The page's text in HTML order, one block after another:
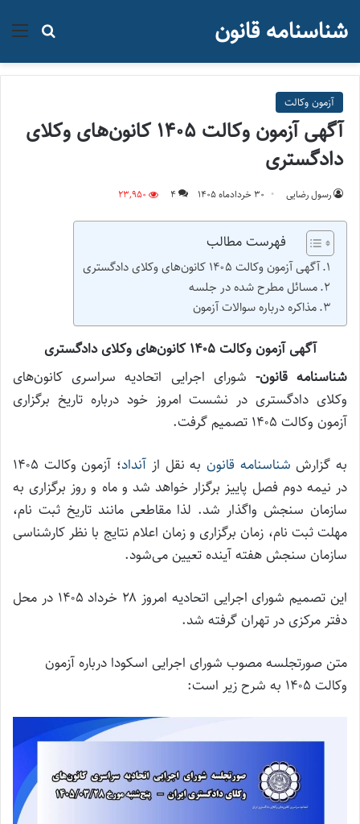
جستجو شناسنامه قانون
آزمون وکالت
آگهی آزمون وکالت ۱۴۰۵ کانون‌های وکلای
دادگستری
رسول رضایی ۳۰ خرداد‌ماه ۱۴۰۵ 4
23,950
فهرست مطالب
آگهی آزمون وکالت ۱۴۰۵ کانون‌های وکلای دادگستری
مسائل مطرح شده در جلسه
مذاکره درباره سوالات آزمون
آگهی آزمون وکالت ۱۴۰۵ کانون‌های وکلای دادگستری
شناسنامه قانون- شورای اجرایی اتحادیه سراسری کانون‌های
وکلای دادگستری در نشست امروز خود درباره تاریخ برگزاری
آزمون وکالت ۱۴۰۵ تصمیم گرفت.
به گزارش شناسنامه قانون به نقل از آنداد
؛ آزمون وکالت ۱۴۰۵
در نیمه دوم فصل پاییز برگزار خواهد شد و ماه و روز برگزاری به
سازمان سنجش واگذار شد. لذا مقاطعی مانند تاریخ ثبت نام،
مهلت ثبت نام، زمان برگزاری و زمان اعلام نتایج با نظر کارشناسی
سازمان سنجش هفته آینده تعیین می‌شود.
این تصمیم شورای اجرایی اتحادیه امروز ۲۸ خرداد ۱۴۰۵ در محل
دفتر مرکزی در تهران گرفته شد.
متن صورتجلسه مصوب شورای اجرایی اسکودا درباره آزمون
وکالت ۱۴۰۵ به شرح زیر است: